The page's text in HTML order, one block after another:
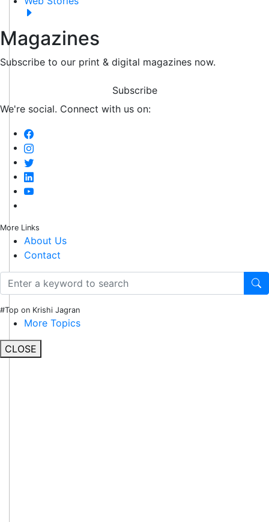
Magazines
Subscribe to our print & digital magazines now.
Subscribe
We're social. Connect with us on:
More Links
About Us
Contact
#Top on Krishi Jagran
More Topics
CLOSE